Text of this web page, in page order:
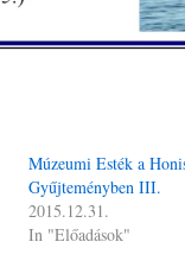
Múzeumi Esték a
Gyűjteményben III.
2015.12.31.
In "Előadások"